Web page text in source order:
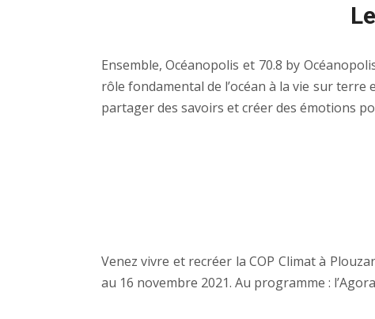
Ensemble, Océanopolis et 70.8 by
rôle fondamental de l’océan à la vie sur
partager des savoirs et créer des émotions
Venez vivre et recréer la COP Climat à
au 16 novembre 2021. Au programme :